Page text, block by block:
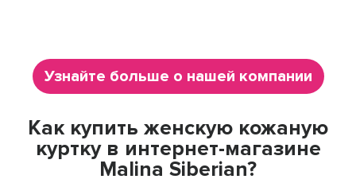
Узнайте больше о нашей компании
Как купить женскую кожаную
куртку в интернет-магазине
Malina Siberian?